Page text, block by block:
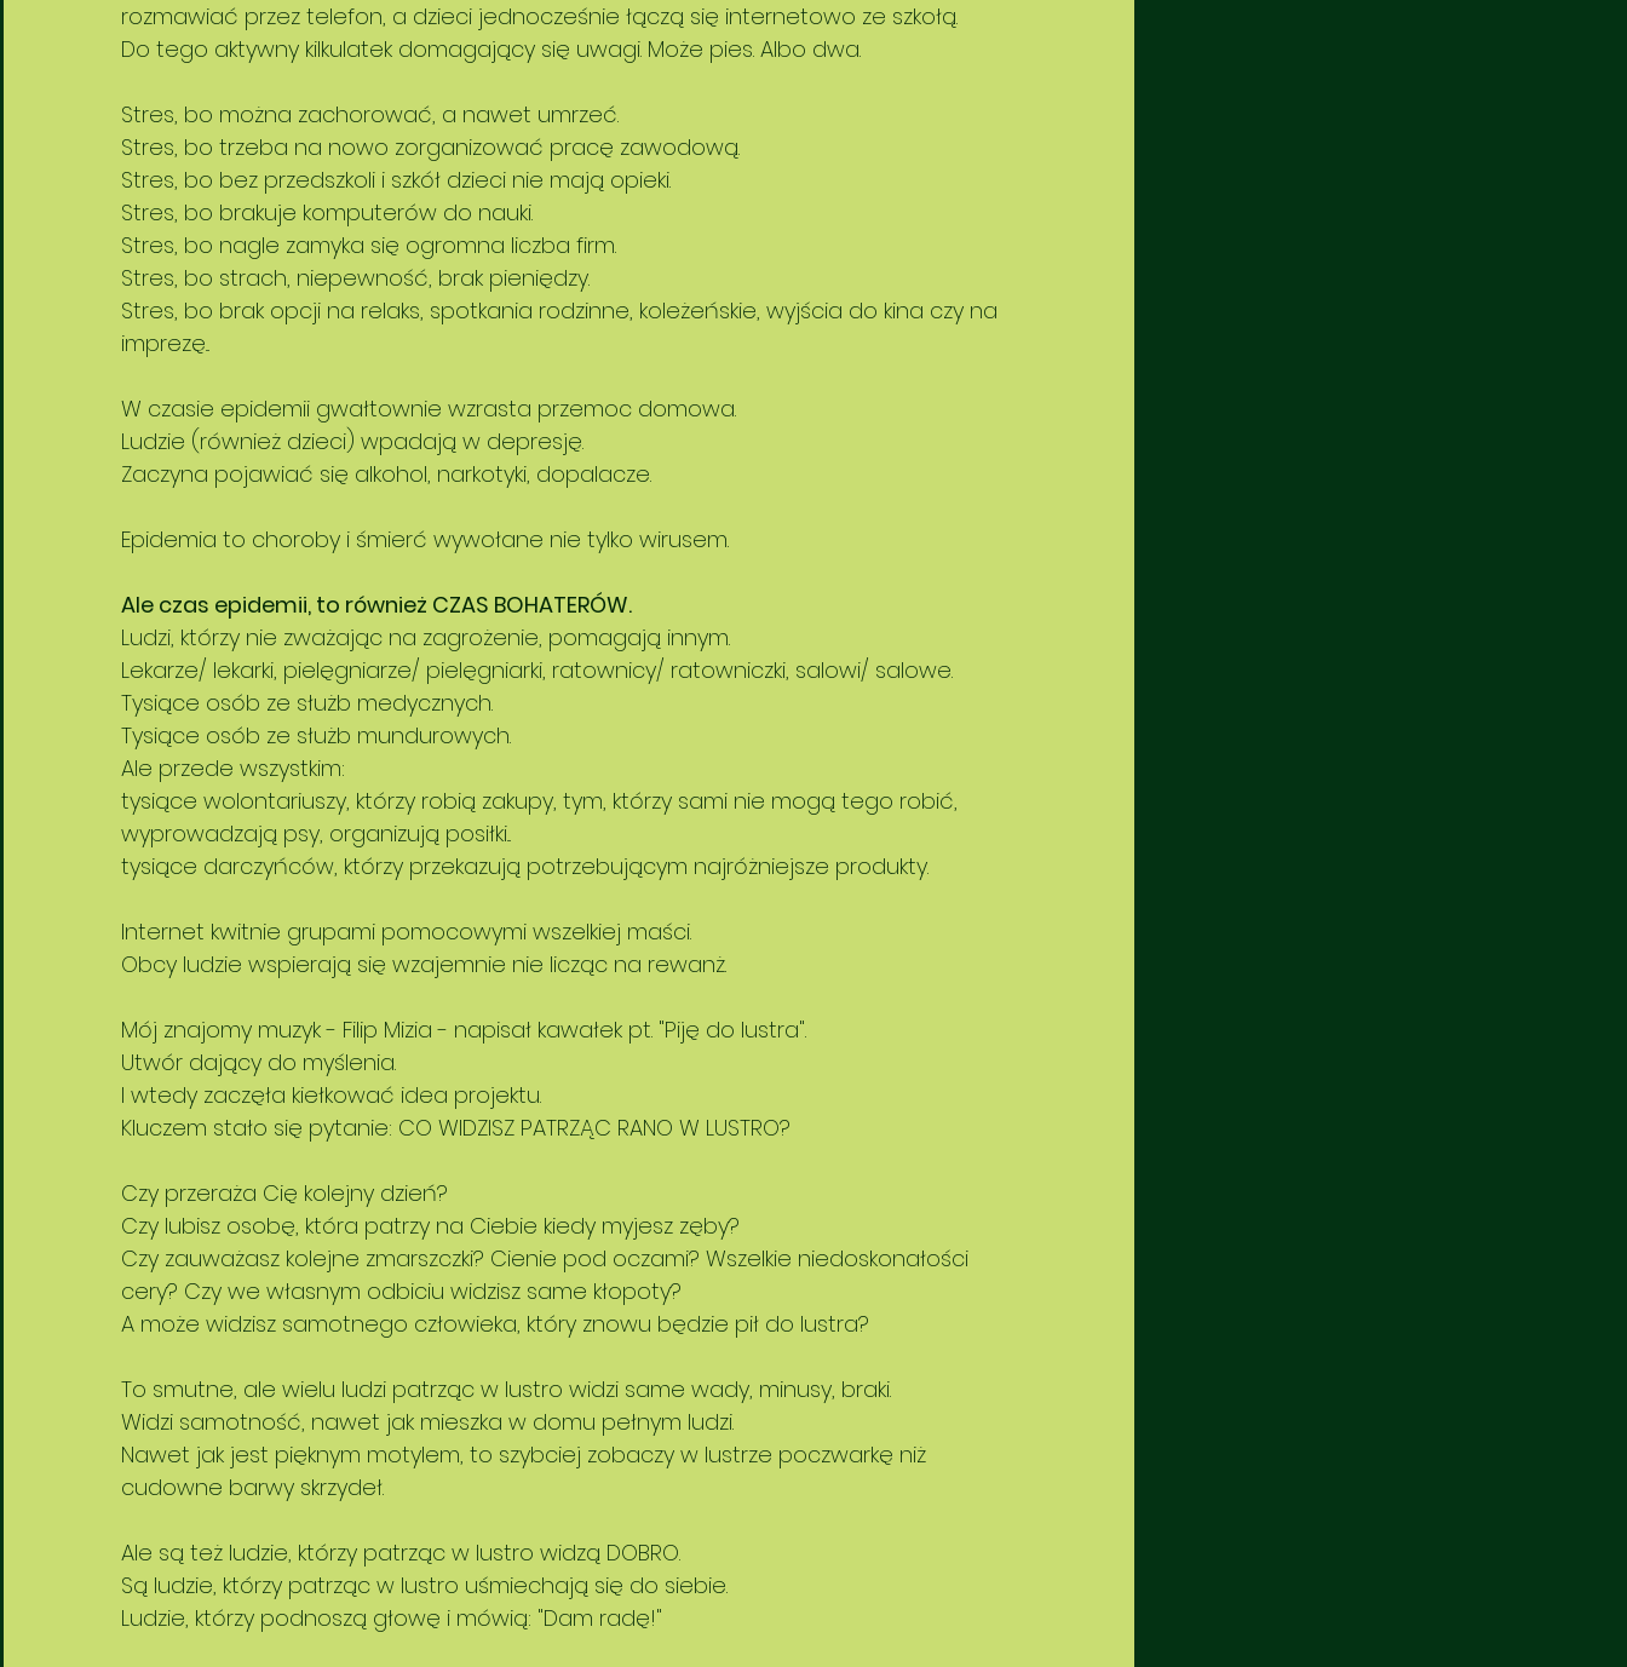
rozmawiać przez telefon, a dzieci jednocześnie łączą się internetowo ze szkołą.
Do tego aktywny kilkulatek domagający się uwagi. Może pies. Albo dwa.
Stres, bo można zachorować, a nawet umrzeć.
Stres, bo trzeba na nowo zorganizować pracę zawodową.
Stres, bo bez przedszkoli i szkół dzieci nie mają opieki.
Stres, bo brakuje komputerów do nauki.
Stres, bo nagle zamyka się ogromna liczba firm.
Stres, bo strach, niepewność, brak pieniędzy.
Stres, bo brak opcji na relaks, spotkania rodzinne, koleżeńskie, wyjścia do kina czy na
imprezę...
W czasie epidemii gwałtownie wzrasta przemoc domowa.
Ludzie (również dzieci) wpadają w depresję.
Zaczyna pojawiać się alkohol, narkotyki, dopalacze.
Epidemia to choroby i śmierć wywołane nie tylko wirusem.
Ale czas epidemii, to również CZAS BOHATERÓW.
Ludzi, którzy nie zważając na zagrożenie, pomagają innym.
Lekarze/ lekarki, pielęgniarze/ pielęgniarki, ratownicy/ ratowniczki, salowi/ salowe.
Tysiące osób ze służb medycznych.
Tysiące osób ze służb mundurowych.
Ale przede wszystkim:
tysiące wolontariuszy, którzy robią zakupy, tym, którzy sami nie mogą tego robić,
wyprowadzają psy, organizują posiłki...
tysiące darczyńców, którzy przekazują potrzebującym najróżniejsze produkty.
Internet kwitnie grupami pomocowymi wszelkiej maści.
Obcy ludzie wspierają się wzajemnie nie licząc na rewanż.
Mój znajomy muzyk - Filip Mizia - napisał kawałek pt. "Piję do lustra".
Utwór dający do myślenia.
I wtedy zaczęła kiełkować idea projektu.
Kluczem stało się pytanie: CO WIDZISZ PATRZĄC RANO W LUSTRO?
Czy przeraża Cię kolejny dzień?
Czy lubisz osobę, która patrzy na Ciebie kiedy myjesz zęby?
Czy zauważasz kolejne zmarszczki? Cienie pod oczami? Wszelkie niedoskonałości
cery? Czy we własnym odbiciu widzisz same kłopoty?
A może widzisz samotnego człowieka, który znowu będzie pił do lustra?
To smutne, ale wielu ludzi patrząc w lustro widzi same wady, minusy, braki.
Widzi samotność, nawet jak mieszka w domu pełnym ludzi.
Nawet jak jest pięknym motylem, to szybciej zobaczy w lustrze poczwarkę niż
cudowne barwy skrzydeł.
Ale są też ludzie, którzy patrząc w lustro widzą DOBRO.
Są ludzie, którzy patrząc w lustro uśmiechają się do siebie.
Ludzie, którzy podnoszą głowę i mówią: "Dam radę!"